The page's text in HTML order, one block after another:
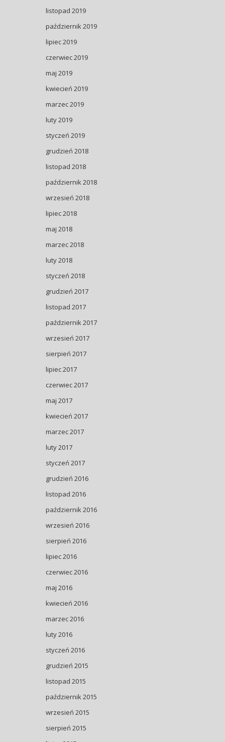
listopad 2019
październik 2019
lipiec 2019
czerwiec 2019
maj 2019
kwiecień 2019
marzec 2019
luty 2019
styczeń 2019
grudzień 2018
listopad 2018
październik 2018
wrzesień 2018
lipiec 2018
maj 2018
marzec 2018
luty 2018
styczeń 2018
grudzień 2017
listopad 2017
październik 2017
wrzesień 2017
sierpień 2017
lipiec 2017
czerwiec 2017
maj 2017
kwiecień 2017
marzec 2017
luty 2017
styczeń 2017
grudzień 2016
listopad 2016
październik 2016
wrzesień 2016
sierpień 2016
lipiec 2016
czerwiec 2016
maj 2016
kwiecień 2016
marzec 2016
luty 2016
styczeń 2016
grudzień 2015
listopad 2015
październik 2015
wrzesień 2015
sierpień 2015